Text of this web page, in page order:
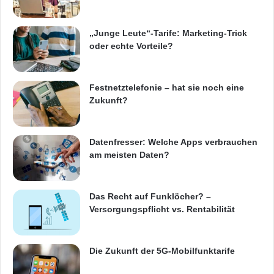
Second-Screen und einer Vielzahl von
WebGL-Anwendungen zu entwickeln.
„MediaTek erwartet im Jahr 2013 und danach
eine Beschleunigung der Geräteintegration
über alle TV-, Tablet- und Smartphone-
Plattformen hinweg, die von der Nachfrage der
Endverbraucher nach neuen und innovativen
Erlebnissen getrieben wird, die das Leben der
Menschen verbessern“, sagte Ching-Jiang
Hsieh, President von MediaTek. „Zwar sind
integrierte intelligente Geräte schon seit
„Junge Leute“-Tarife: Marketing-Trick
oder echte Vorteile?
Festnetztelefonie – hat sie noch eine
Zukunft?
Datenfresser: Welche Apps verbrauchen
am meisten Daten?
Das Recht auf Funklöcher? –
Versorgungspflicht vs. Rentabilität
Die Zukunft der 5G-Mobilfunktarife